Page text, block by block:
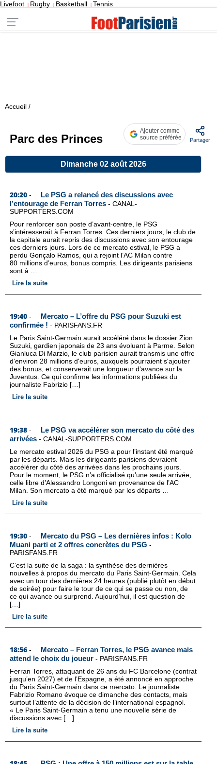
Livefoot | Rugby | Basketball | Tennis
Accueil /
Parc des Princes
Ajouter comme
source préférée
Partager
Dimanche 02 août 2026
20:20 -
Le PSG a relancé des discussions avec
l’entourage de Ferran Torres - CANAL-
SUPPORTERS.COM
Pour renforcer son poste d’avant-centre, le PSG
s’intéresserait à Ferran Torres. Ces derniers jours, le club de
la capitale aurait repris des discussions avec son entourage
ces derniers jours. Lors de ce mercato estival, le PSG a
perdu Gonçalo Ramos, qui a rejoint l’AC Milan contre
80 millions d’euros, bonus compris. Les dirigeants parisiens
sont à …
Lire la suite
19:40 -
Mercato – L’offre du PSG pour Suzuki est
confirmée ! - PARISFANS.FR
Le Paris Saint-Germain aurait accéléré dans le dossier Zion
Suzuki, gardien japonais de 23 ans évoluant à Parme. Selon
Gianluca Di Marzio, le club parisien aurait transmis une offre
d'environ 28 millions d'euros, auxquels pourraient s'ajouter
des bonus, et conserverait une longueur d'avance sur la
Juventus. Ce qui confirme les informations publiées du
journaliste Fabrizio […]
Lire la suite
19:38 -
Le PSG va accélérer son mercato du côté des
arrivées - CANAL-SUPPORTERS.COM
Le mercato estival 2026 du PSG a pour l’instant été marqué
par les départs. Mais les dirigeants parisiens devraient
accélérer du côté des arrivées dans les prochains jours.
Pour le moment, le PSG n’a officialisé qu’une seule arrivée,
celle libre d’Alessandro Longoni en provenance de l’AC
Milan. Son mercato a été marqué par les départs …
Lire la suite
19:30 -
Mercato du PSG – Les dernières infos : Kolo
Muani parti et 2 offres concrètes du PSG -
PARISFANS.FR
C’est la suite de la saga : la synthèse des dernières
nouvelles à propos du mercato du Paris Saint-Germain. Cela
avec un tour des dernières 24 heures (publié plutôt en début
de soirée) pour faire le tour de ce qui se passe ou non, de
ce qui avance ou surprend. Aujourd’hui, il est question de
[…]
Lire la suite
18:56 -
Mercato – Ferran Torres, le PSG avance mais
attend le choix du joueur - PARISFANS.FR
Ferran Torres, attaquant de 26 ans du FC Barcelone (contrat
jusqu’en 2027) et de l’Espagne, a été annoncé en approche
du Paris Saint-Germain dans ce mercato. Le journaliste
Fabrizio Romano évoque ce dimanche des contacts, mais
surtout l’attente de la décision de l’international espagnol.
« Le Paris Saint-Germain a tenu une nouvelle série de
discussions avec […]
Lire la suite